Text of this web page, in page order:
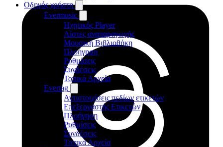
Οδηγός χρήστη
Evermusic
Ηχητικός Player
Λίστες αναπαραγωγής
Μουσική Βιβλιοθήκη
Πλοήγηση
Ρυθμίσεις
Συνδέσεις
Τοπικά Αρχεία
Evertag
Αντιστοιχίσεις πεδίων ετικετών
Επεξεργαστής Ετικετών
Πλοήγηση
Ρυθμίσεις
Συνδέσεις
Τοπικά Αρχεία